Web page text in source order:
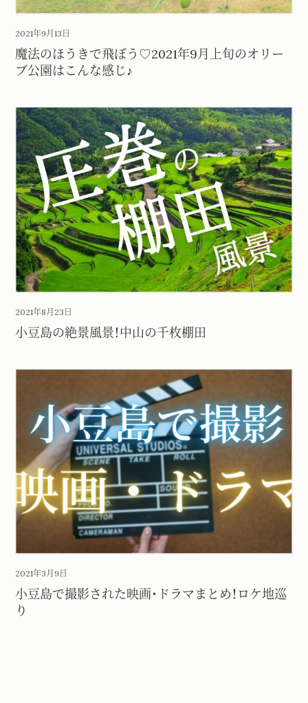
2021年9月13日
魔法のほうきで飛ぼう♡2021年9月上旬のオリー
ブ公園はこんな感じ♪
2021年8月23日
小豆島の絶景風景！中山の千枚棚田
2021年3月9日
小豆島で撮影された映画・ドラマまとめ！ロケ地巡
り